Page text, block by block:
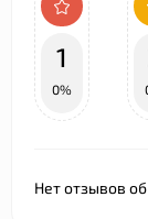
1
0%
Нет отзывов